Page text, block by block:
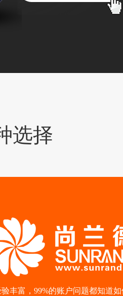
选择
丰富，99%的账户问题都知道